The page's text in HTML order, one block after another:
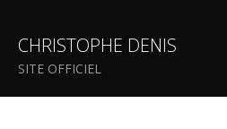
CHRISTOPHE DENIS
SITE OFFICIEL